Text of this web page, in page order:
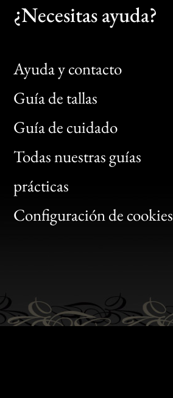
¿Necesitas ayuda?
Ayuda y contacto
Guía de tallas
Guía de cuidado
Todas nuestras guías
prácticas
Configuración de cookies